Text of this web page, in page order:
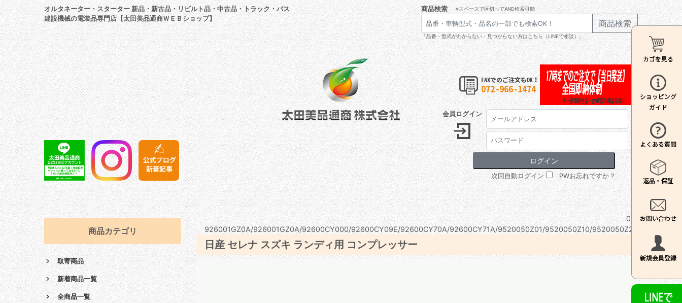
オルタネーター・スターター 新品・新古品・リビルト品・中古品・トラック・バス
建設機械の電装品専門店【太田美品通商ＷＥＢショップ】
商品検索 ※スペースで区切ってAND検索可能
商品検索
「品番・型式がわからない・見つからない方はこちら（LINEで相談）」
会員ログイン
次回自動ログイン PWお忘れですか？
0
926001GZ0A/926001GZ0A/92600CY000/92600CY09E/92600CY70A/92600CY71A/9520050Z01/9520050Z10/9520050Z20
日産 セレナ スズキ ランディ用 コンプレッサー
商品カテゴリ
取寄商品
新着商品一覧
全商品一覧